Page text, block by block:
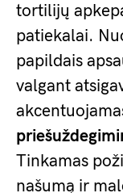
tortilijų
patiekalai.
papildais
valgant
Tinkamas
našumą ir